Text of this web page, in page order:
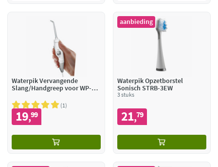
Waterpik Vervangende
Slang/Handgreep voor WP-
1
19,99
aanbieding
Waterpik Opzetborstel
Sonisch STRB-3EW
3 stuks
21,79